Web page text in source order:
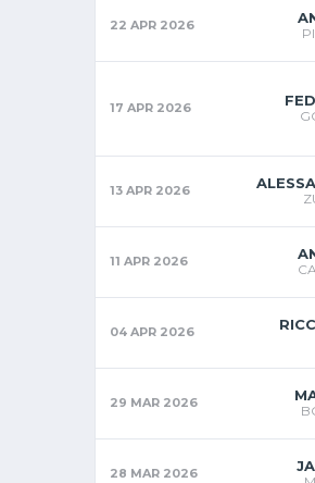
22 APR 2026
17 APR 2026
13 APR 2026
11 APR 2026
04 APR 2026
29 MAR 2026
28 MAR 2026